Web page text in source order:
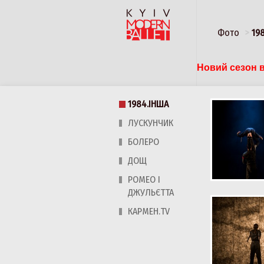
Фото
Новий сезон
1984.ІНША
ЛУСКУНЧИК
БОЛЕРО
ДОЩ
РОМЕО І
ДЖУЛЬЄТТА
КАРМЕН.TV